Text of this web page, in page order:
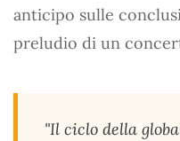
anticipo sulle
preludio di un
"Il ciclo della